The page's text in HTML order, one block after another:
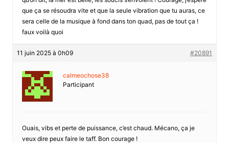
que ça se résoudra vite et que la seule vibration que tu auras, ce
sera celle de la musique à fond dans ton quad, pas de tout ça !
faux voilà quoi
11 juin 2025 à 0h09 #20891
calmeochose38
Participant
Ouais, vibs et perte de puissance, c’est chaud. Mécano, ça je
veux dire peux faire le taff. Bon courage !